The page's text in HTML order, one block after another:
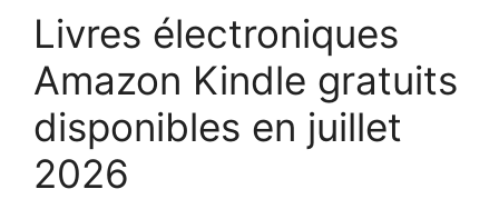
Livres électroniques
Amazon Kindle gratuits
disponibles en juillet
2026